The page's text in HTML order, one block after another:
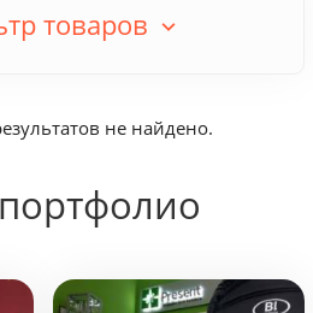
товаров
не найдено.